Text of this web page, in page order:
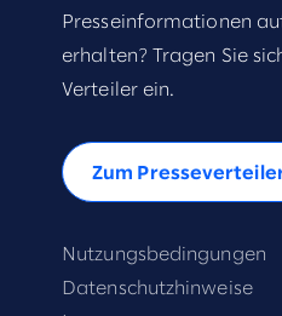
Presseinformationen
erhalten? Tragen Sie
Verteiler ein.
Zum
Nutzungsbedingungen
Datenschutzhinweise